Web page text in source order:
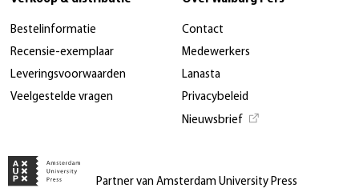
Bestelinformatie
Recensie-exemplaar
Leveringsvoorwaarden
Veelgestelde vragen
Contact
Medewerkers
Lanasta
Privacybeleid
Nieuwsbrief
Partner van Amsterdam University Press